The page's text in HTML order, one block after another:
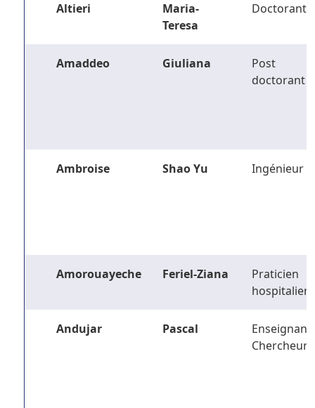
Altieri
Maria-
Teresa
Doctorant
Amaddeo Giuliana
Post
doctorant
Ambroise Shao Yu Ingénieur
Amorouayeche Feriel-Ziana
Praticien
hospitalier
Andujar Pascal
Enseignant-
Chercheur